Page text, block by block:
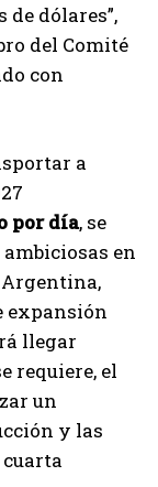
dólares”,
del Comité
con
a
por día, se
en
expansión
llegar
requiere, el
un
y las
cuarta